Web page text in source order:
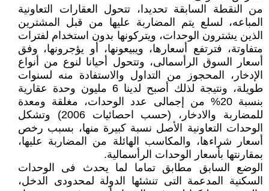
من النقطة السابقة تحديدا، تتحول العقارات التعاونية
المباعه، لسلع يتم المضاربة عليها من قبل المشترين
الذين يشترون الوحدات، ويتركونها بدون استخدام لفترات
متفاوتة، فترتفع أسعارها، ويبيعونها، أو يؤجرونها، وفق
أسعار السوق الرأسمالى، وتتحول أحيانا لنوع من أنواع
الإدخار، المحجوز من التداول والاستفادة منه لسنوات
طويلة، ونتيجة لذلك أصبح لدينا 6 مليون وحدة عقارية
بنسبة 20% من إجمالى عدد الوحدات، مغلقة ومعدة
للمضاربة والادخار، (حسب احصائيات 2006) وتشكل
الوحدات التعاونية الأصل نسبة كبيرة منها، بسبب رخص
أسعار شراءها، والمكاسب الهائلة من المضاربة عليها،
بمقارنتها بأسعار الوحدات الرأسمالية.
الوضع السابق مطابق تماما لما يحدث فى الوحدات
السكنية المدعمة التى تنشئها الدولة لمحدودى الدخل،